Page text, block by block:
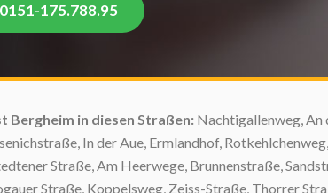
175.788.95
Bergheim in diesen Straßen: Nachtigallenweg, An den Erken, Domackerstraße, Zedernweg, Glescher Straße, Bertlingsgasse, Neißer Straße, Akazienweg, Füssenichstraße, In der Aue, Ermlandhof, Rotkehlchenweg, Römerstraße, Herrenhof, Forellenweg, Eschenweg, Johann-Ruland-Weg, Tiegelweg, In der Freiheit, Manstedtener Straße, Am Heerwege, Brunnenstraße, Sandstraße, Hasenweg, Behringstraße, Industriestraße, Mühlenwehr, Von-Drove-Straße, An der Windmühle, Glogauer Straße, Koppelsweg, Zeiss-Straße, Thorrer Straße, Albrecht-Dürer-Allee, Lourther Weg, Weststraße, Fieselerstraße, An der Kriegskaule, Fichtenweg, Holunderweg, Im Katzenbungert, Zum Römerturm, Priamosstraße, Carl-Spitzweg-Straße, Fliestedener Straße, An der Marienburg, Im Dreieck, Theodor-Heuss-Straße, Laurentiusstraße, Zum Glessener Bach, Donatusstraße, Maiblumenweg, Efeuweg, Walter-Gropius-Straße, Metzstraße, Wacholderweg, Kirschbaumweg, Kopernikusstraße, Barbarastraße, Zimmergasse, Elsaßstraße, Kolberger Straße, In der Hüll, Schützenstraße, Zum Großen Ahr, Finkenweg, Stommelner Straße, Hüttenweg, Theo-Philipps-Ring, Paffendorfer Weg, Am Langen Garten, Weidenweg, Katzenberg, Graf-Otto-Straße, An der Jussenhöhle, Christian-Hüppeler-Straße, Licher Hof, Im Kamp, Kindergartenweg, Rispenweg, Heppendorfer Straße, Amselweg, Am Abtshof, Buchfinkenweg, Heckenstraße, Groß-Mönchhof, An der Broicheiche, Kapellenweg, Am Protzenberg, Am Sportplatz, Oberfeldstraße, Zum Erftufer, Bahnstraße, Uhlandstraße, Pelikanstraße, Farnweg, Heßgasse, Bergerhof, Bergergasse, Dohlenweg, Am Villgraben, Auf der Leck, Gnesener Straße, Am Wäldchen, An der Pfarrkirche, Pastorsgasse, Danziger Straße, Am Sodagraben, Im Stadtgarten, Kettelerstraße, Flamingostraße, Schneewittchenweg, Nancystraße, Froschkönigweg, Breslauer Straße, Im Heuchen, Sankt-Simeon-Straße, Ursulastraße, Windmühlenstraße, Adam-Giesen-Ring, Oleanderstraße, Dormagener Straße, Von-